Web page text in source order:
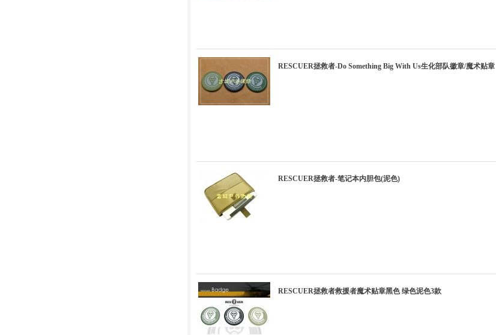
RESCUER拯救者-Do Something Big With Us生化部队徽章/魔术贴章
RESCUER拯救者-笔记本内胆包(泥色)
RESCUER拯救者救援者魔术贴章黑色 绿色泥色3款